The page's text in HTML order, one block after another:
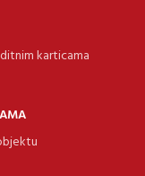
karticama